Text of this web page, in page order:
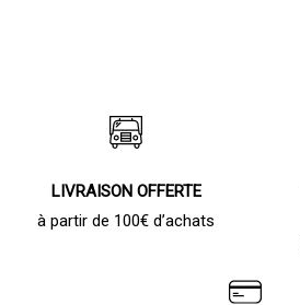
LIVRAISON OFFERTE
à partir de 100€ d’achats